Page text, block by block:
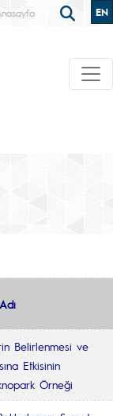
EN
Belirlenmesi ve
Etkisinin
Örneği